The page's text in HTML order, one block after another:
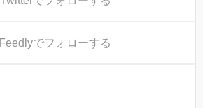
Feedlyでフォローする